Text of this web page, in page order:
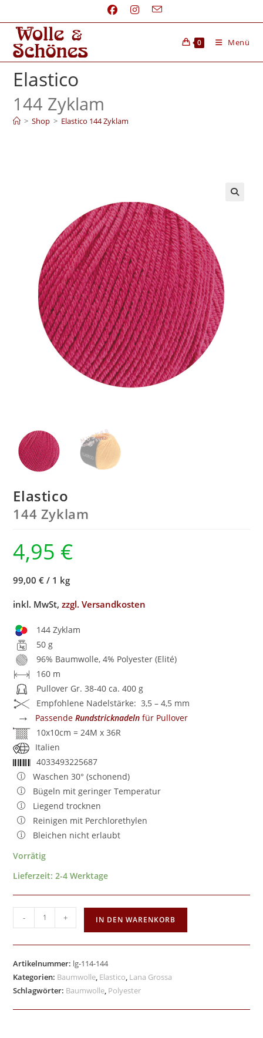
0 Menü
Elastico
144 Zyklam
> Shop > Elastico 144 Zyklam
Elastico
144 Zyklam
4,95 €
99,00 € / 1 kg
inkl. MwSt,zzgl. Versandkosten
144 Zyklam
50 g
96% Baumwolle, 4% Polyester (Elité)
160 m
Pullover Gr. 38-40 ca. 400 g
Empfohlene Nadelstärke: 3,5 – 4,5 mm
→ PassendeRundstricknadeln für Pullover
10x10cm = 24M x 36R
Italien
4033493225687
Waschen 30° (schonend)
Bügeln mit geringer Temperatur
Liegend trocknen
Reinigen mit Perchlorethylen
Bleichen nicht erlaubt
Vorrätig
Lieferzeit:2-4 Werktage
- + IN DEN WARENKORB
Artikelnummer: lg-114-144
Kategorien: Baumwolle, Elastico, Lana Grossa
Schlagwörter: Baumwolle, Polyester